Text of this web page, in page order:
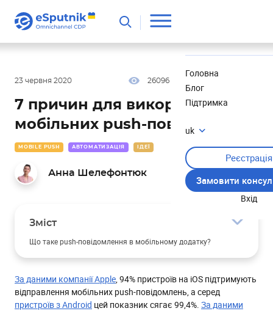
Головна
Блог
Підтримка
uk
Реєстрація
Замовити
Вхід
23 червня 2020 26096
MOBILE PUSH АВТОМАТИЗАЦІЯ ІДЕЇ
7 причин для використання
мобільних push-повідомлень
Анна Шелефонтюк
Зміст
Що таке push-повідомлення в мобільному додатку?
Як виглядають мобільні пуші?
У чому вигода для користувачів?
Перевага 1: Новий канал комунікації з клієнтом
За даними компанії Apple, 94% пристроїв на iOS підтримують
відправлення мобільних push-повідомлень, а серед
пристроїв з Android цей показник сягає 99,4%. За даними